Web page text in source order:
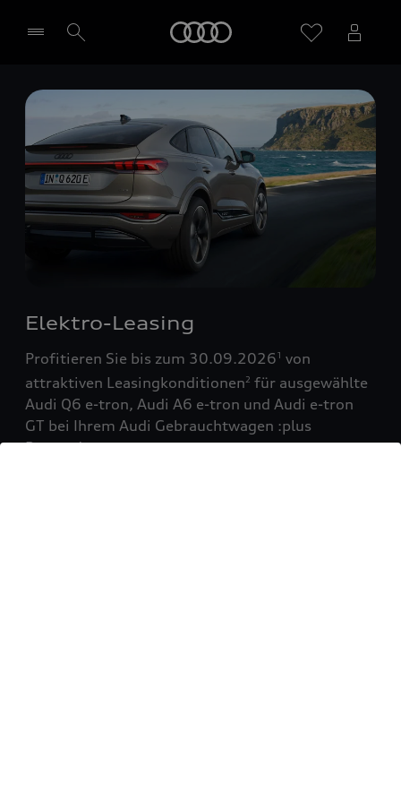
Händler wählen
Elektro-Leasing
Profitieren Sie bis zum 30.09.20261 von
attraktiven Leasingkonditionen2 für ausgewählte
Audi Q6 e-tron, Audi A6 e-tron und Audi e-tron
GT bei Ihrem Audi Gebrauchtwagen :plus
Partner!